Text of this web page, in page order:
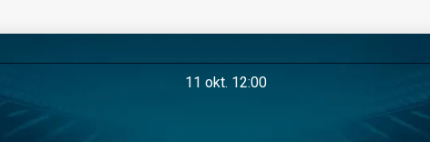
11 okt. 12:00